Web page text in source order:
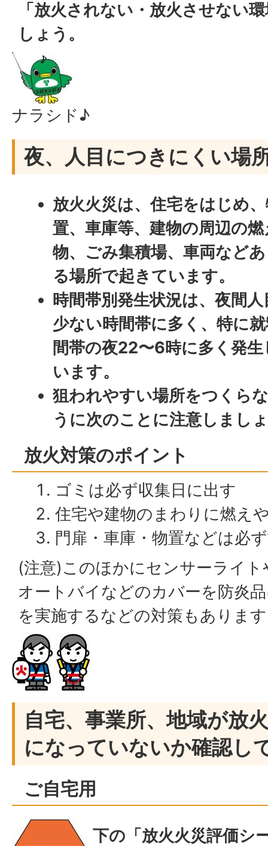
「放火されない・放火させない
しょう。
ナラシド♪
夜、人目につきにくい場
放火火災は、住宅をはじめ
置、車庫等、建物の周辺の
物、ごみ集積場、車両など
る場所で起きています。
時間帯別発生状況は、夜間人
少ない時間帯に多く、特に
間帯の夜22〜6時に多く発生
います。
狙われやすい場所をつくら
うに次のことに注意しまし
放火対策のポイント
ゴミは必ず収集日に出す
住宅や建物のまわりに燃え
門扉・車庫・物置などは必
(注意)このほかにセンサーライ
オートバイなどのカバーを防炎
を実施するなどの対策もありま
自宅、事業所、地域が放
になっていないか確認し
ご自宅用
下の「放火火災評価シ